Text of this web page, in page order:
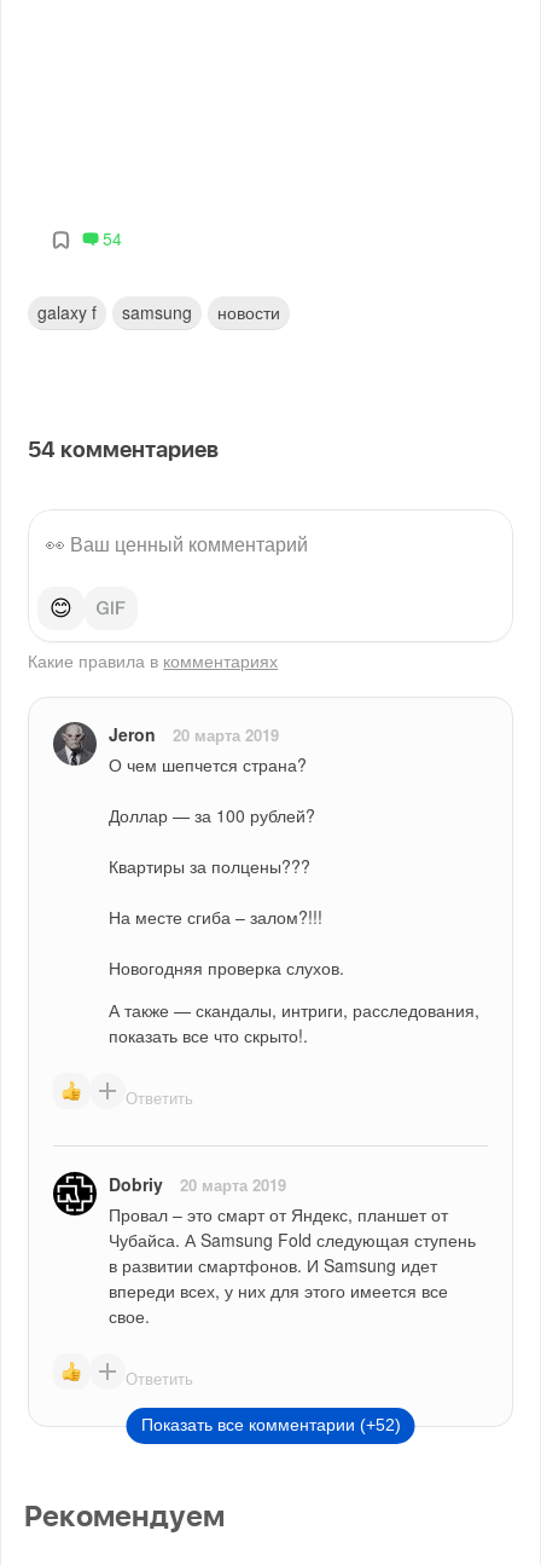
54
galaxy f samsung новости
54 комментариев
😊
Какие правила в комментариях
Jeron 20 марта 2019
О чем шепчется страна?
Доллар — за 100 рублей?
Квартиры за полцены???
На месте сгиба – залом?!!!
Новогодняя проверка слухов.
А также — скандалы, интриги, расследования,
показать все что скрыто!.
Ответить
Dobriy 20 марта 2019
Провал – это смарт от Яндекс, планшет от
Чубайса. А Samsung Fold следующая ступень
в развитии смартфонов. И Samsung идет
впереди всех, у них для этого имеется все
свое.
Ответить
Показать все комментарии (+52)
Рекомендуем